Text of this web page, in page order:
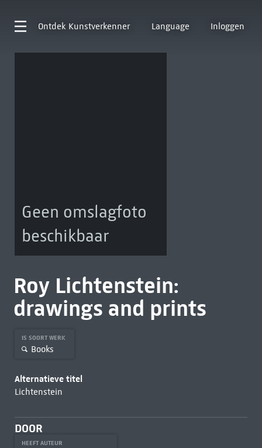
Ontdek Kunstverkenner Language Inloggen
Geen omslagfoto
beschikbaar
Roy Lichtenstein:
drawings and prints
IS SOORT WERK
Books
Alternatieve titel
Lichtenstein
DOOR
HEEFT AUTEUR